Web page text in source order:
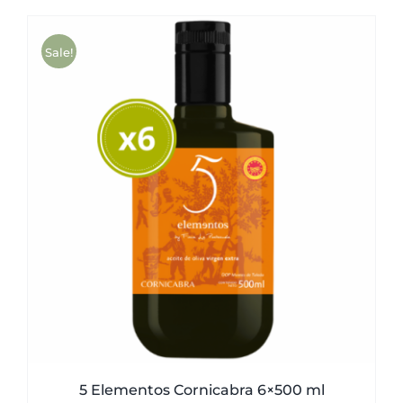
was:
51,00€.
is:
49,50€.
Sale!
5 Elementos Cornicabra 6×500 ml